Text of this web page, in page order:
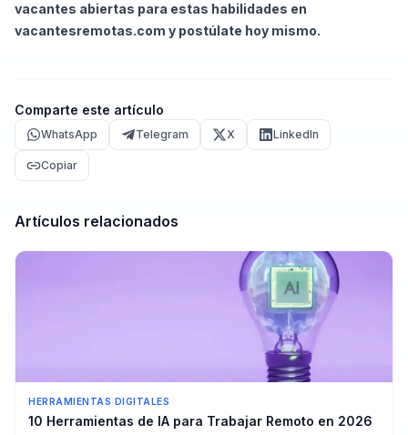
vacantes abiertas para estas habilidades en
vacantesremotas.com y postúlate hoy mismo.
Comparte este artículo
WhatsApp Telegram X LinkedIn
Copiar
Artículos relacionados
HERRAMIENTAS DIGITALES
10 Herramientas de IA para Trabajar Remoto en 2026